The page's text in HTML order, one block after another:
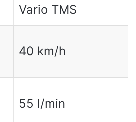
Vario TMS
40 km/h
55 l/min